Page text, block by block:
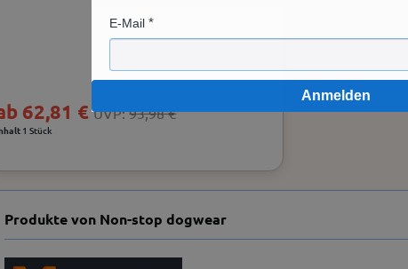
UVP:93,98 €
62,81 €
1 Stück
Produkte von Non-stop dogwear
E-Mail
Anmelden